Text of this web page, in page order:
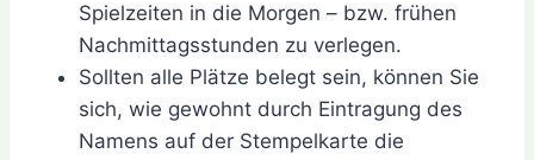
Spielzeiten in die Morgen – bzw. frühen
Nachmittagsstunden zu verlegen.
Sollten alle Plätze belegt sein, können Sie
sich, wie gewohnt durch Eintragung des
Namens auf der Stempelkarte die